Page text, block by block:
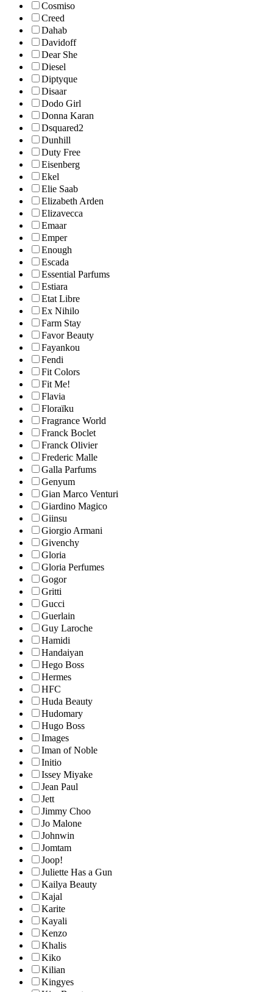
Cosmiso
Creed
Dahab
Davidoff
Dear She
Diesel
Diptyque
Disaar
Dodo Girl
Donna Karan
Dsquared2
Dunhill
Duty Free
Eisenberg
Ekel
Elie Saab
Elizabeth Arden
Elizavecca
Emaar
Emper
Enough
Escada
Essential Parfums
Estiara
Etat Libre
Ex Nihilo
Farm Stay
Favor Beauty
Fayankou
Fendi
Fit Colors
Fit Me!
Flavia
Floraïku
Fragrance World
Franck Boclet
Franck Olivier
Frederic Malle
Galla Parfums
Genyum
Gian Marco Venturi
Giardino Magico
Giinsu
Giorgio Armani
Givenchy
Gloria
Gloria Perfumes
Gogor
Gritti
Gucci
Guerlain
Guy Laroche
Hamidi
Handaiyan
Hego Boss
Hermes
HFC
Huda Beauty
Hudomary
Hugo Boss
Images
Iman of Noble
Initio
Issey Miyake
Jean Paul
Jett
Jimmy Choo
Jo Malone
Johnwin
Jomtam
Joop!
Juliette Has a Gun
Kailya Beauty
Kajal
Karite
Kayali
Kenzo
Khalis
Kiko
Kilian
Kingyes